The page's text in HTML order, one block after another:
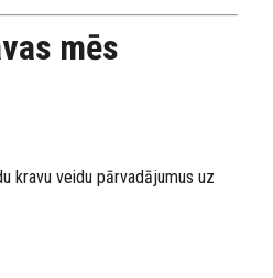
mēs
kravu veidu pārvadājumus uz